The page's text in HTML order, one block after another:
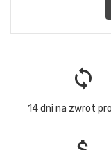
loop
14 dni na zwrot